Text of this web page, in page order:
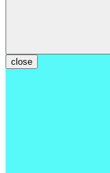
close